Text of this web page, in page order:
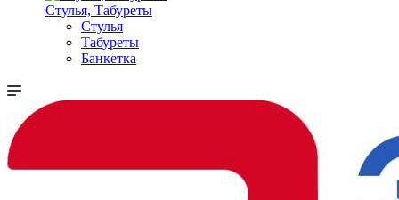
Стулья, Табуреты
Стулья
Табуреты
Банкетка